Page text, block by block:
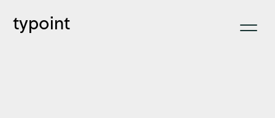
typoint